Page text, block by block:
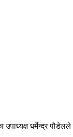
धर्मेन्द्र पौडेलले